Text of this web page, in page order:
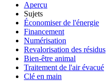
Aperçu
Sujets
Économiser de l'énergie
Financement
Numérisation
Revalorisation des résidus
Bien-être animal
Traitement de l'air évacué
Clé en main